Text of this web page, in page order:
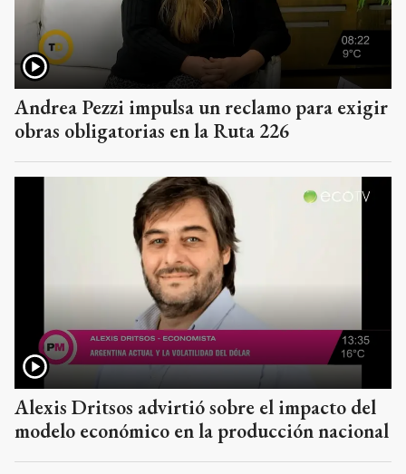
Andrea Pezzi impulsa un reclamo para exigir
obras obligatorias en la Ruta 226
Alexis Dritsos advirtió sobre el impacto del
modelo económico en la producción nacional